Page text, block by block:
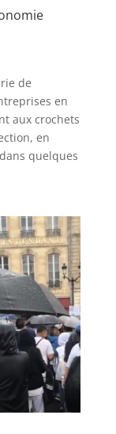
de
en
aux crochets
en
quelques